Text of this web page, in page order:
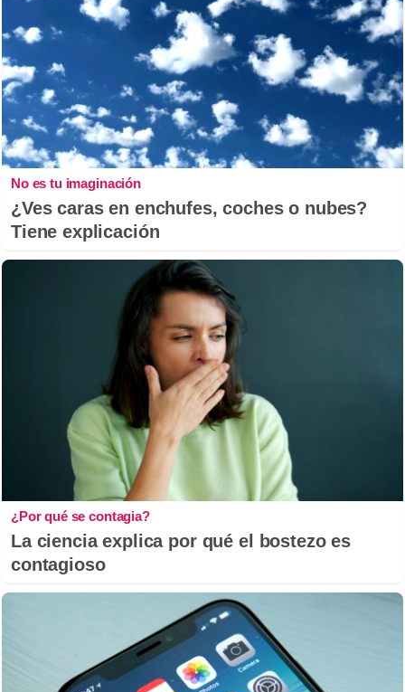
No es tu imaginación
¿Ves caras en enchufes, coches o nubes?
Tiene explicación
¿Por qué se contagia?
La ciencia explica por qué el bostezo es
contagioso